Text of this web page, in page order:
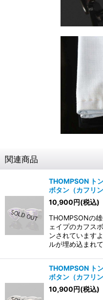
関連商品
THOMPSON ト
ボタン（カフリン
10,900円(税込)
THOMPSONの
ェイプのカフス
ンされています
ルが埋め込まれ
THOMPSON ト
ボタン（カフリン
10,900円(税込)